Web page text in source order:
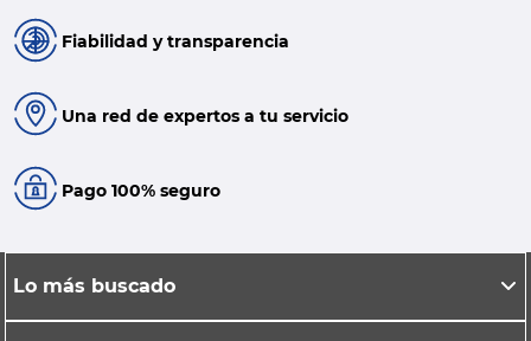
Fiabilidad y transparencia
Una red de expertos a tu servicio
Pago 100% seguro
Lo más buscado